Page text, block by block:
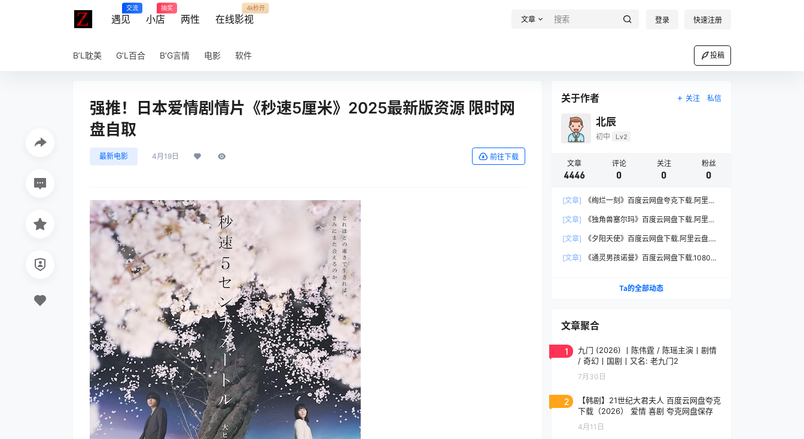
遇见
交流
小店
抽奖
两性 在线影视
4k秒开
文章 登录 快速注册
B’L耽美 G’L百合 B’G言情 电影 软件 投稿
强推！日本爱情剧情片《秒速5厘米》2025最新版资源 限时网
盘自取
最新电影 4月19日 前往下载
关于作者 关注 私信
北辰
初中 Lv2
文章
4446
评论
0
关注
0
粉丝
0
[文章]
《绚烂一刻》百度云网盘夸克下载.阿里云
[文章]
《独角兽塞尔玛》百度云网盘下载.阿里云
[文章]
《夕阳天使》百度云网盘下载.阿里云盘.国
[文章]
《通灵男孩诺曼》百度云网盘下载.1080P
Ta的全部动态
文章聚合
1
九门 (2026) 丨陈伟霆 / 陈瑶主演丨剧情
/ 奇幻丨国剧丨又名: 老九门2
7月30日
2
【韩剧】21世纪大君夫人 百度云网盘夸克
下载（2026） 爱情 喜剧 夸克网盘保存
4月11日